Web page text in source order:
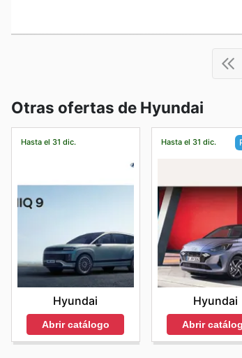
Otras ofertas de Hyundai
Hasta el 31 dic.
Hyundai
Abrir catálogo
Hasta el 31 dic.
Hyundai
Abrir